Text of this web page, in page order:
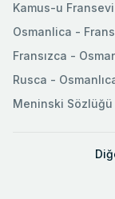
Kamus-u Fransevi
Osmanlica -
Fransızca -
Rusca -
Meninski Sözlüğü